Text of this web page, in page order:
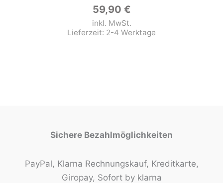
59,90 €
inkl. MwSt.
Lieferzeit: 2-4 Werktage
Sichere Bezahlmöglichkeiten
PayPal, Klarna Rechnungskauf, Kreditkarte,
Giropay, Sofort by klarna